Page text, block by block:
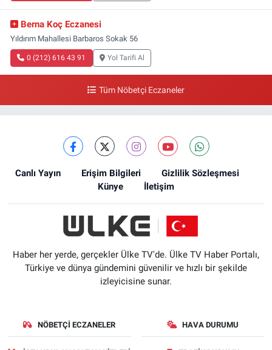
Berna Koç Eczanesi
Yıldırım Mahallesi Barbaros Sokak 56
0 (212) 616 43 91 Yol Tarifi Al
Tüm Nöbetçi Eczaneler
Canlı Yayın Erişim Bilgileri
Gizlilik Sözleşmesi
Künye
İletişim
Haber her yerde, gerçekler Ülke TV'de. Ülke TV Haber Portalı,
Türkiye ve dünya gündemini güvenilir ve hızlı bir şekilde
izleyicisine sunar.
NÖBETÇI ECZANELER HAVA DURUMU